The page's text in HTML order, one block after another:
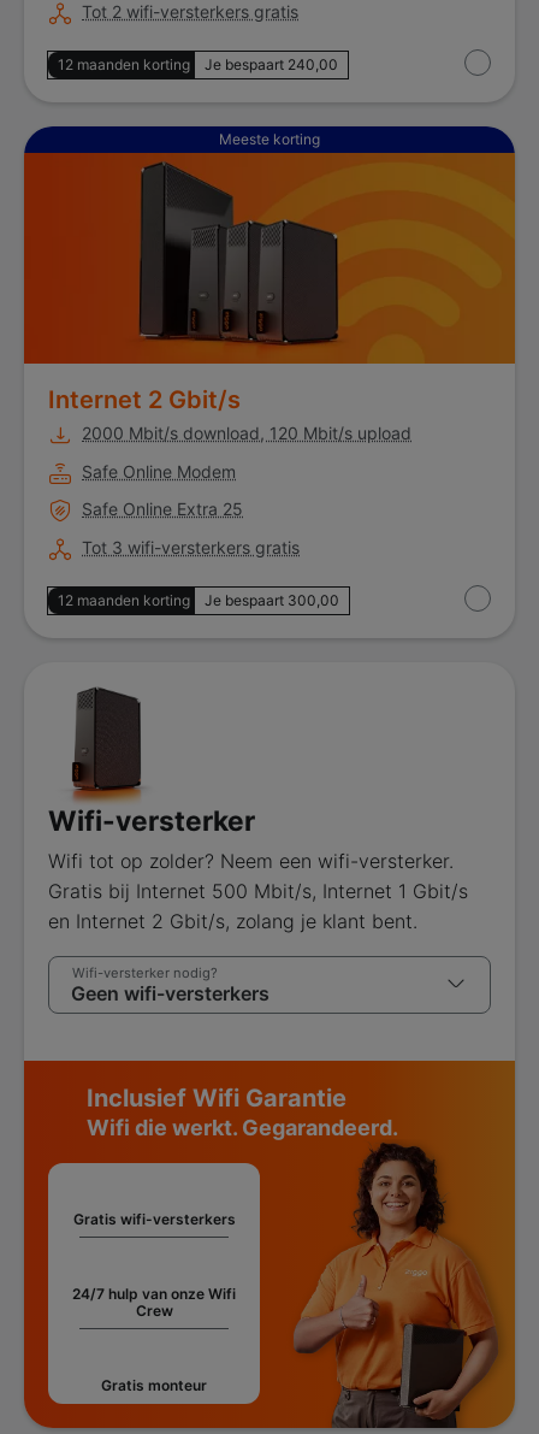
Tot 2 wifi-versterkers gratis
12 maanden korting Je bespaart 240,00
Internet 2 Gbit/s Meeste korting
Internet 2 Gbit/s
2000 Mbit/s download, 120 Mbit/s upload
Safe Online Modem
Safe Online Extra 25
Tot 3 wifi-versterkers gratis
12 maanden korting Je bespaart 300,00
Wifi-versterker
Wifi tot op zolder? Neem een wifi-versterker.
Gratis bij Internet 500 Mbit/s, Internet 1 Gbit/s
en Internet 2 Gbit/s, zolang je klant bent.
Wifi-versterker nodig?
Inclusief Wifi Garantie
Wifi die werkt. Gegarandeerd.
Gratis wifi-versterkers
24/7 hulp van onze Wifi
Crew
Gratis monteur